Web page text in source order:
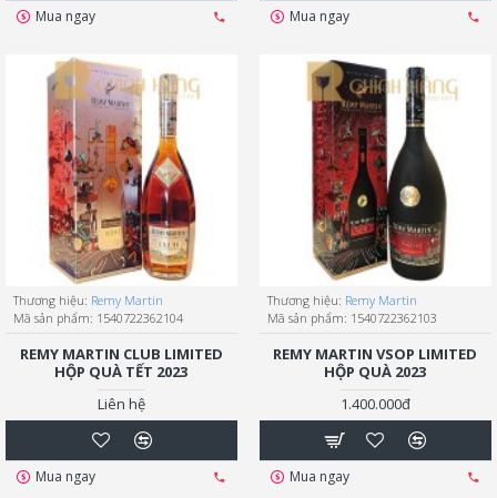
Mua ngay Mua ngay
Thương hiệu: Remy Martin
Mã sản phẩm: 1540722362104
REMY MARTIN CLUB LIMITED
HỘP QUÀ TẾT 2023
Liên hệ
Mua ngay
Thương hiệu: Remy Martin
Mã sản phẩm: 1540722362103
REMY MARTIN VSOP LIMITED
HỘP QUÀ 2023
1.400.000đ
Mua ngay